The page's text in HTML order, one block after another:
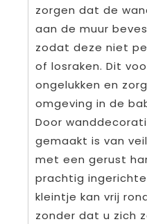
zorgen dat de
aan de muur
zodat deze niet
of losraken. Dit
ongelukken en
omgeving in de
Door
gemaakt is van
met een gerust
prachtig
kleintje kan vrij
zonder dat u zich